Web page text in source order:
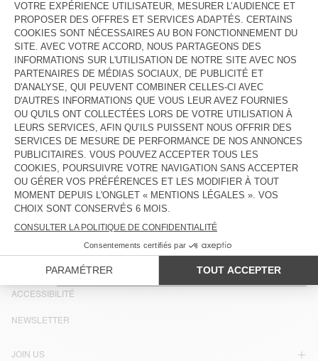
75 € 45 €
85 €
42,50 €
29,75 €
JEAN DROIT ENFANT JOYBIRD
80 €
56 €
SALOPETTE ENFANT SPYWOOD
125 €
62,50 €
JEAN DROIT ENFANT SPYWOOD
80 € 56 €
JEAN DROIT ENFANT JOYBIRD
80 €
56 €
39,20 €
JEAN WORKER ENFANT YOPDAY
75 € 45 €
JEAN DROIT ENFANT SPYWOOD
80 €
48 €
33,60 €
PAYS/RÉGIONS : BELGIQUE
LANGUE :
ACCESSIBILITÉ
JOIN US
NEWSLETTER